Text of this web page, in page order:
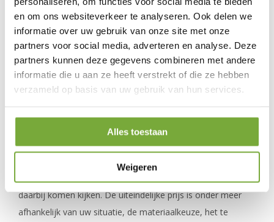
en om ons websiteverkeer te analyseren. Ook delen we
informatie over uw gebruik van onze site met onze
partners voor social media, adverteren en analyse. Deze
partners kunnen deze gegevens combineren met andere
informatie die u aan ze heeft verstrekt of die ze hebben
verzameld op basis van uw gebruik van hun services.
Alles toestaan
Weigeren
Wat uw keuze of situatie ook is: de klus voor het plaatsen
van een nieuwe dakkapel of het herstellen ervan is
nagenoeg altijd binnen één dag geklaard. Zodra de
opdracht door u is goedgekeurd, spreken we een geschikt
moment af waarop we aan de slag gaan met uw dakkapel.
Wat kost het plaatsen van een dakkapel?
Bent u zich aan het oriënteren voor een nieuwe dakkapel of
daarbij komen kijken. De uiteindelijke prijs is onder meer
afhankelijk van uw situatie, de materiaalkeuze, het te